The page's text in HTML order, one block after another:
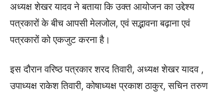
अध्यक्ष शेखर यादव ने बताया कि उक्त आयोजन का उद्देश्य
पत्रकारों के बीच आपसी मेलजोल, एवं सद्भावना बढ़ाना एवं
पत्रकारों को एकजुट करना है।
इस दौरान वरिष्ठ पत्रकार शरद तिवारी, अध्यक्ष शेखर यादव ,
उपाध्यक्ष राकेश तिवारी, कोषाध्यक्ष प्रकाश ठाकुर, सचिन तरुण